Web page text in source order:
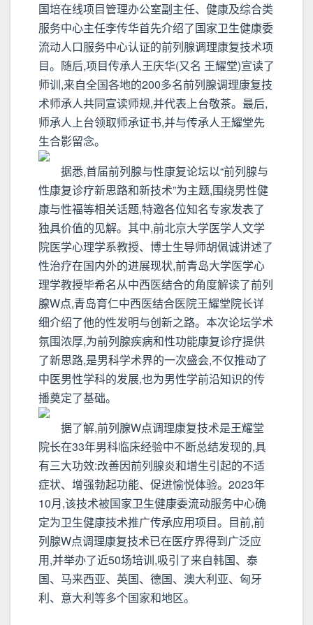
国培在线项目管理办公室副主任、健康及综合类
服务中心主任李传华首先介绍了国家卫生健康委
流动人口服务中心认证的前列腺调理康复技术项
目。随后,项目传承人王庆华(又名 王耀堂)宣读了
师训,来自全国各地的200多名前列腺调理康复技
术师承人共同宣读师规,并代表上台敬茶。最后,
师承人上台领取师承证书,并与传承人王耀堂先
生合影留念。
据悉,首届前列腺与性康复论坛以“前列腺与
性康复诊疗新思路和新技术”为主题,围绕男性健
康与性福等相关话题,特邀各位知名专家发表了
独具价值的见解。其中,前北京大学医学人文学
院医学心理学系教授、博士生导师胡佩诚讲述了
性治疗在国内外的进展现状,前青岛大学医学心
理学教授毕希名从中西医结合的角度解读了前列
腺W点,青岛育仁中西医结合医院王耀堂院长详
细介绍了他的性发明与创新之路。本次论坛学术
氛围浓厚,为前列腺疾病和性功能康复诊疗提供
了新思路,是男科学术界的一次盛会,不仅推动了
中医男性学科的发展,也为男性学前沿知识的传
播奠定了基础。
据了解,前列腺W点调理康复技术是王耀堂
院长在33年男科临床经验中不断总结发现的,具
有三大功效:改善因前列腺炎和增生引起的不适
症状、增强勃起功能、促进愉悦体验。2023年
10月,该技术被国家卫生健康委流动服务中心确
定为卫生健康技术推广传承应用项目。目前,前
列腺W点调理康复技术已在医疗界得到广泛应
用,并举办了近50场培训,吸引了来自韩国、泰
国、马来西亚、英国、德国、澳大利亚、匈牙
利、意大利等多个国家和地区。